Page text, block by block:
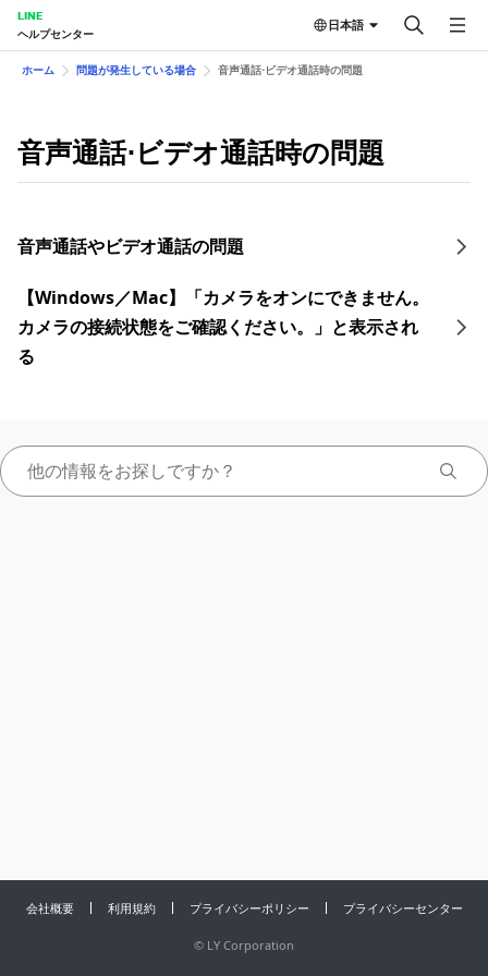
LINE
ヘルプセンター
日本語
ホーム 問題が発生している場合 音声通話⋅ビデオ通話時の問題
音声通話⋅ビデオ通話時の問題
音声通話やビデオ通話の問題
【Windows／Mac】「カメラをオンにできません。
カメラの接続状態をご確認ください。」と表示され
る
会社概要 利用規約 プライバシーポリシー プライバシーセンター
© LY Corporation